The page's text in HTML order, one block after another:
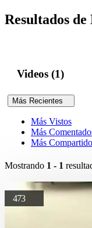
Resultados de
Videos (1)
Más Recientes
Más Vistos
Más
Más
Mostrando 1 - 1
473